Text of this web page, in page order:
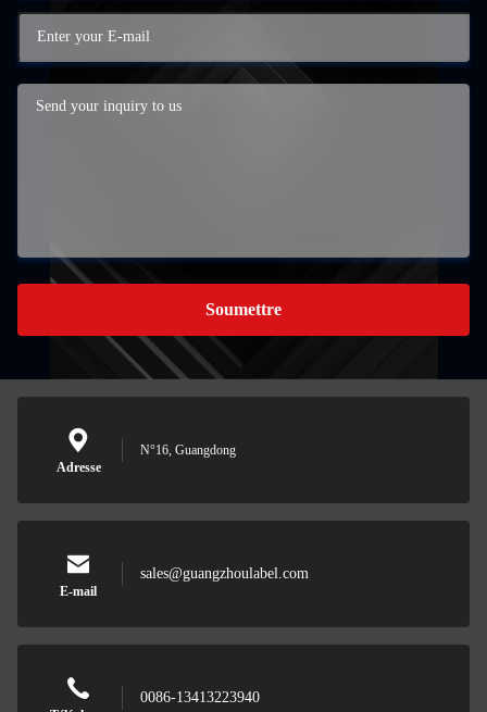
Soumettre
Adresse
N°16, Guangdong
E-mail
sales@guangzhoulabel.com
0086-13413223940